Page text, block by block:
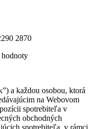
2870
hodnoty
a každou osobou, ktorá
na Webovom
spotrebiteľa v
obchodných
spotrebiteľa, v rámci